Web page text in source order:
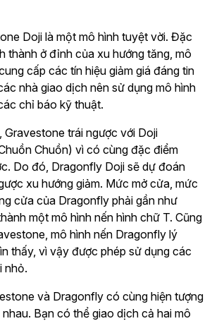
Doji là một mô hình tuyệt vời. Đặc
thành ở đỉnh của xu hướng tăng, mô
cấp các tín hiệu giảm giá đáng tin
nhà giao dịch nên sử dụng mô hình
chỉ báo kỹ thuật.
Gravestone trái ngược với Doji
Chuồn) vì có cùng đặc điểm
Do đó, Dragonfly Doji sẽ dự đoán
xu hướng giảm. Mức mở cửa, mức
cửa của Dragonfly phải gần như
một mô hình nến hình chữ T. Cũng
mô hình nến Dragonfly lý
thấy, vì vậy được phép sử dụng các
nhỏ.
và Dragonfly có cùng hiện tượng
Bạn có thể giao dịch cả hai mô